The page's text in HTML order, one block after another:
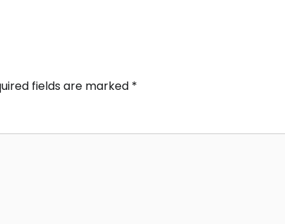
fields are marked *